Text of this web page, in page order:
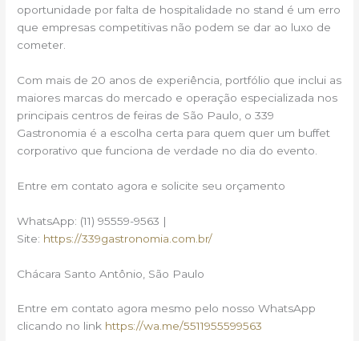
oportunidade por falta de hospitalidade no stand é um erro
que empresas competitivas não podem se dar ao luxo de
cometer.
Com mais de 20 anos de experiência, portfólio que inclui as
maiores marcas do mercado e operação especializada nos
principais centros de feiras de São Paulo, o 339
Gastronomia é a escolha certa para quem quer um buffet
corporativo que funciona de verdade no dia do evento.
Entre em contato agora e solicite seu orçamento
WhatsApp: (11) 95559-9563 |
Site: https://339gastronomia.com.br/
Chácara Santo Antônio, São Paulo
Entre em contato agora mesmo pelo nosso WhatsApp
clicando no link https://wa.me/5511955599563